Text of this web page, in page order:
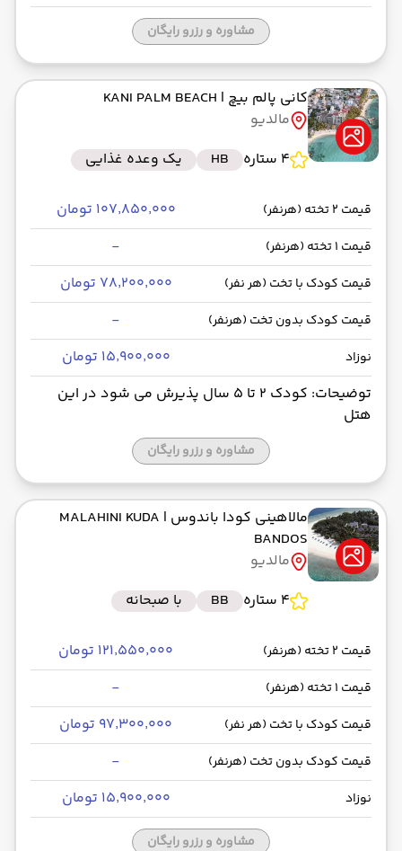
از فرودگاه بین‌المللی دبی DXB
حرکت از مبدا: 07:00
به فرودگاه بین‌المللی امام خمینی IKA
رسیدن به مقصد : 08:50
از فرودگاه بین‌المللی ابراهیم نصیر MLE
حرکت از مبدا: 23:30
به فرودگاه بین‌المللی دبی DXB
فلای دبی -Economy
مدت سفر: 04:30
مشاوره و رزرو رایگان
کانی پالم بیچ | KANI PALM BEACH
مالدیو
4 ستاره
HB یک وعده غذایی
قیمت 2 تخته (هرنفر) ۱۰۷٬۸۵۰٬۰۰۰ تومان
قیمت 1 تخته (هرنفر) -
قیمت کودک با تخت (هر نفر) ۷۸٬۲۰۰٬۰۰۰ تومان
قیمت کودک بدون تخت (هرنفر) -
نوزاد
۱۵٬۹۰۰٬۰۰۰ تومان
توضیحات: کودک 2 تا 5 سال پذیرش می شود در این
هتل
مشاوره و رزرو رایگان
مالاهینی کودا باندوس | MALAHINI KUDA
BANDOS
مالدیو
4 ستاره
BB با صبحانه
قیمت 2 تخته (هرنفر) ۱۲۱٬۵۵۰٬۰۰۰ تومان
قیمت 1 تخته (هرنفر) -
قیمت کودک با تخت (هر نفر) ۹۷٬۳۰۰٬۰۰۰ تومان
قیمت کودک بدون تخت (هرنفر) -
نوزاد ۱۵٬۹۰۰٬۰۰۰ تومان
مشاوره و رزرو رایگان